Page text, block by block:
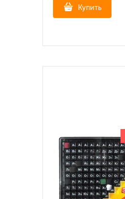
Купить